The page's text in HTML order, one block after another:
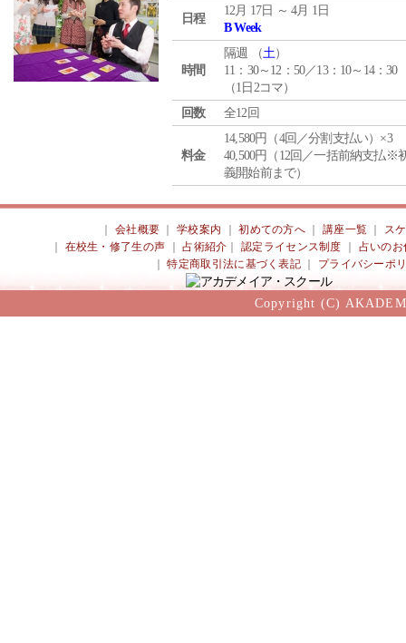
日程
12月 17日 ～ 4月 1日
B Week
時間
隔週 （土）
11：30～12：50／13：10～14：30
（1日2コマ）
回数
全12回
料金
14,580円（4回／分割支払い）×3
40,500円（12回／一括前納支払※
義開始前まで）
会社概要 ｜学校案内 ｜初めての方へ 講座一覧
ス
在校生・修了生の声 ｜占術紹介 ｜認定ライセンス制度
占いのお
｜特定商取引法に基づく表記 プライバシーポ
Copyright (C)